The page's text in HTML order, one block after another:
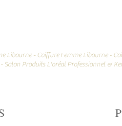
Libourne- Coiffure Femme Libourne-
Salon Produits L'oréal Professionnel &